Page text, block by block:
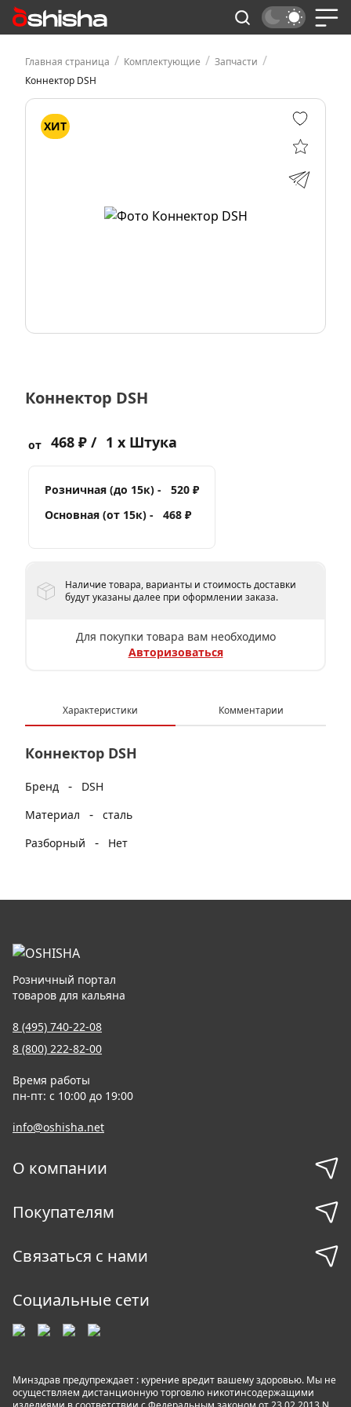
Главная страница / Комплектующие / Запчасти /
Коннектор DSH
ХИТ
Коннектор DSH
от 468 ₽ / 1 x Штука
Розничная (до 15к) -
520 ₽
Основная (от 15к) -
468 ₽
Наличие товара, варианты и стоимость доставки
будут указаны далее при оформлении заказа.
Для покупки товара вам необходимо
Авторизоваться
Характеристики Комментарии
Коннектор DSH
Бренд -
DSH
Материал
- сталь
Разборный
- Нет
Розничный портал
товаров для кальяна
8 (495) 740-22-08
8 (800) 222-82-00
Время работы
пн-пт: с 10:00 до 19:00
info@oshisha.net
О компании
Покупателям
Связаться с нами
Социальные сети
Минздрав предупреждает : курение вредит вашему здоровью. Мы не
осуществляем дистанционную торговлю никотинсодержащими